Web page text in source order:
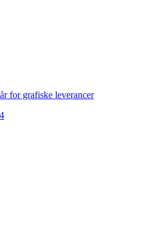
for grafiske leverancer